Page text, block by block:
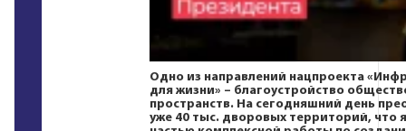
Одно из направлений нацпроекта
для жизни» – благоустройство
пространств. На сегодняшний день
уже 40 тыс. дворовых территорий, что